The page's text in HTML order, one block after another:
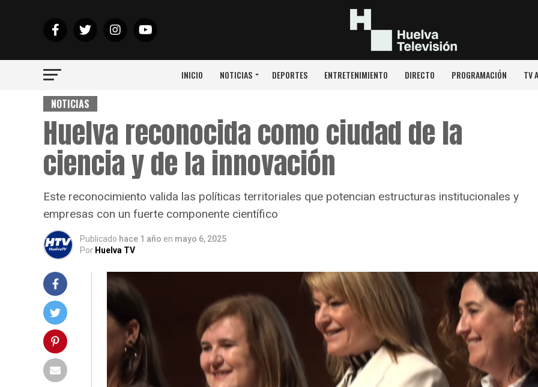
INICIO NOTICIAS DEPORTES ENTRETENIMIENTO DIRECTO PROGRAMACIÓN TV
NOTICIAS
Huelva reconocida como ciudad de la
ciencia y de la innovación
Este reconocimiento valida las políticas territoriales que potencian estructuras institucionales y
empresas con un fuerte componente científico
Publicado hace 1 año en mayo 6, 2025
Por Huelva TV